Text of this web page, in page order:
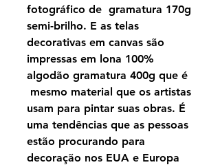
fotográfico de gramatura 170g
semi-brilho. E as telas
decorativas em canvas são
impressas em lona 100%
algodão gramatura 400g que é
mesmo material que os artistas
usam para pintar suas obras. É
uma tendências que as pessoas
estão procurando para
decoração nos EUA e Europa